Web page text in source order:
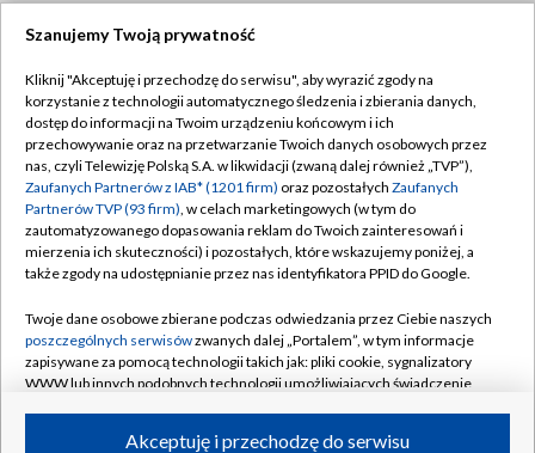
TVP
Abonament TVP
Emisja w TVP
Centrum informacji TVP
Naziemna Telewizja Cyfrowa
Rada Programowa
System NOS
Informacje o nadawcy
Regulamin TVP
Polityka prywatności
Moje zgody
Pomoc
Kontakt
Kanały
Szanujemy Twoją prywatność
Kliknij "Akceptuję i przechodzę do serwisu", aby wyrazić zgody na
korzystanie z technologii automatycznego śledzenia i zbierania danych,
dostęp do informacji na Twoim urządzeniu końcowym i ich
przechowywanie oraz na przetwarzanie Twoich danych osobowych przez
nas, czyli Telewizję Polską S.A. w likwidacji (zwaną dalej również „TVP”),
Zaufanych Partnerów z IAB* (1201 firm) oraz pozostałych Zaufanych
Partnerów TVP (93 firm), w celach marketingowych (w tym do
zautomatyzowanego dopasowania reklam do Twoich zainteresowań i
mierzenia ich skuteczności) i pozostałych, które wskazujemy poniżej, a
także zgody na udostępnianie przez nas identyfikatora PPID do Google.
Twoje dane osobowe zbierane podczas odwiedzania przez Ciebie naszych
poszczególnych serwisówzwanych dalej „Portalem”, w tym informacje
zapisywane za pomocą technologii takich jak: pliki cookie, sygnalizatory
WWW lub innych podobnych technologii umożliwiających świadczenie
ruchu w Internecie.Akceptuję i przechodzę do serwisu